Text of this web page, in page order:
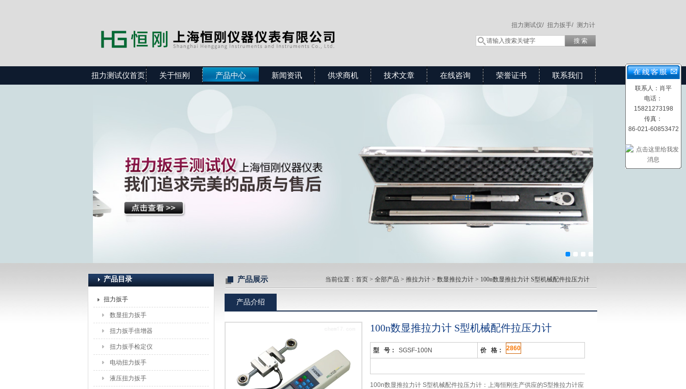
测力计
扭力扳手/
扭力测试仪/
扭力测试仪首页 关于恒刚 产品中心 新闻资讯 供求商机 技术文章 在线咨询 荣誉证书 联系我们
产品目录
扭力扳手
数显扭力扳手
扭力扳手倍增器
扭力扳手检定仪
电动扭力扳手
液压扭力扳手
产品展示 当前位置： 首页 > 全部产品 > 推拉力计 > 数显推拉力计 > 100n数显推拉力计 S型机械配件拉压力计
产品介绍
100n数显推拉力计 S型机械配件拉压力计
型 号： SGSF-100N 价 格： 2860
100n数显推拉力计 S型机械配件拉压力计：上海恒刚生产供应的S型推拉力计应
联系人：肖平
电话：
15821273198
传真：
86-021-60853472